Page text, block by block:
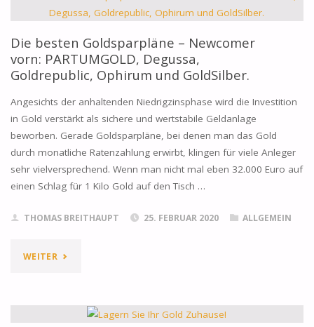
GOLDPREIS
SCHWANKUNG"
Die besten Goldsparpläne – Newcomer
vorn: PARTUMGOLD, Degussa,
Goldrepublic, Ophirum und GoldSilber.
Angesichts der anhaltenden Niedrigzinsphase wird die Investition
in Gold verstärkt als sichere und wertstabile Geldanlage
beworben. Gerade Goldsparpläne, bei denen man das Gold
durch monatliche Ratenzahlung erwirbt, klingen für viele Anleger
sehr vielversprechend. Wenn man nicht mal eben 32.000 Euro auf
einen Schlag für 1 Kilo Gold auf den Tisch …
THOMAS BREITHAUPT 25. FEBRUAR 2020 ALLGEMEIN
WEITER"DIE
GOLDSPARPLÄNE